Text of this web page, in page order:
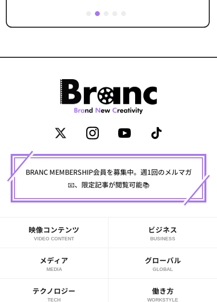
2
BRANC MEMBERSHIP会員を募集中。週1回のメルマガ
📧、限定記事が閲覧可能📚
映像コンテンツ
VIDEO CONTENT
ビジネス
BUSINESS
メディア
MEDIA
グローバル
GLOBAL
テクノロジー
TECH
働き方
WORKSTYLE